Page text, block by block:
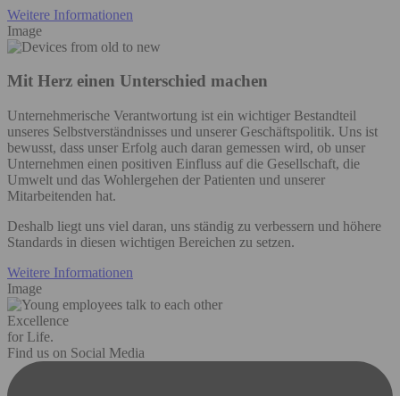
Weitere Informationen
Image
Mit Herz einen Unterschied machen
Unternehmerische Verantwortung ist ein wichtiger Bestandteil
unseres Selbstverständnisses und unserer Geschäftspolitik. Uns ist
bewusst, dass unser Erfolg auch daran gemessen wird, ob unser
Unternehmen einen positiven Einfluss auf die Gesellschaft, die
Umwelt und das Wohlergehen der Patienten und unserer
Mitarbeitenden hat. ​
Deshalb liegt uns viel daran, uns ständig zu verbessern und höhere
Standards in diesen wichtigen Bereichen zu setzen.
Weitere Informationen
Image
Excellence
for Life.
Find us on Social Media